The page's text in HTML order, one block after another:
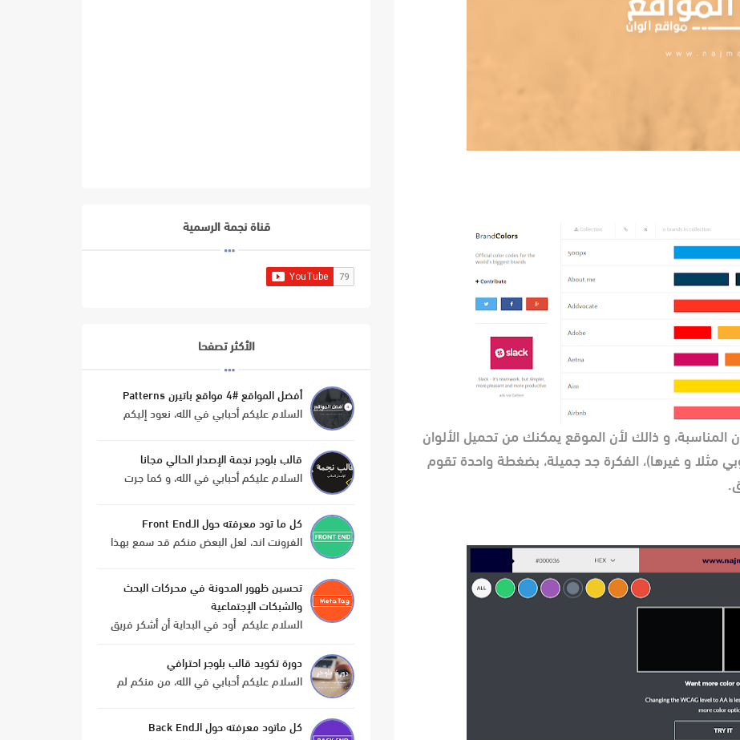
المناسبة، و ذالك لأن الموقع يمكنك من تحميل الألوان
مثلا و غيرها)، الفكرة جد جميلة، بضغطة واحدة تقوم
قناة نجمة الرسمية
الأكثر تصفحا
أفضل المواقع #4 مواقع باتيرن Patterns
السلام عليكم أحبابي في الله، نعود إليكم
تهم المبرم...
قالب بلوجر نجمة الإصدار الحالي مجانا
السلام عليكم أحبابي في الله، و كما جرت
للمدونة مجانا و...
كل ما تود معرفته حول الـFront End
الفرونت اند، لعل البعض منكم قد سمع بهذا
بناء مواقع الأن...
تحسين ظهور المدونة في محركات البحث
والشبكات الإجتماعية
السلام عليكم أود في البداية أن أشكر فريق
الموقع ؛ وبهدف تحسين جودة المظهر
والمحتوى في البلوج...
دورة تكويد قالب بلوجر احترافي
السلام عليكم أحبابي في الله، من منكم لم
ذالك، و ...
كل ماتود معرفته حول الـBack End